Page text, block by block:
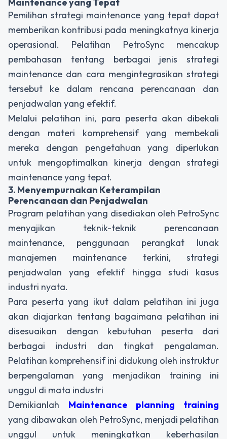
Pemilihan strategi maintenance yang tepat dapat
memberikan kontribusi pada meningkatnya kinerja
operasional. Pelatihan PetroSync mencakup
pembahasan tentang berbagai jenis strategi
maintenance dan cara mengintegrasikan strategi
tersebut ke dalam rencana perencanaan dan
penjadwalan yang efektif.
Melalui pelatihan ini, para peserta akan dibekali
dengan materi komprehensif yang membekali
mereka dengan pengetahuan yang diperlukan
untuk mengoptimalkan kinerja dengan strategi
maintenance yang tepat.
3. Menyempurnakan Keterampilan
Perencanaan dan Penjadwalan
Program pelatihan yang disediakan oleh PetroSync
menyajikan teknik-teknik perencanaan
maintenance, penggunaan perangkat lunak
manajemen maintenance terkini, strategi
penjadwalan yang efektif hingga studi kasus
industri nyata.
Para peserta yang ikut dalam pelatihan ini juga
akan diajarkan tentang bagaimana pelatihan ini
disesuaikan dengan kebutuhan peserta dari
berbagai industri dan tingkat pengalaman.
Pelatihan komprehensif ini didukung oleh instruktur
berpengalaman yang menjadikan training ini
unggul di mata industri
Demikianlah Maintenance planning training
yang dibawakan oleh PetroSync, menjadi pelatihan
unggul untuk meningkatkan keberhasilan